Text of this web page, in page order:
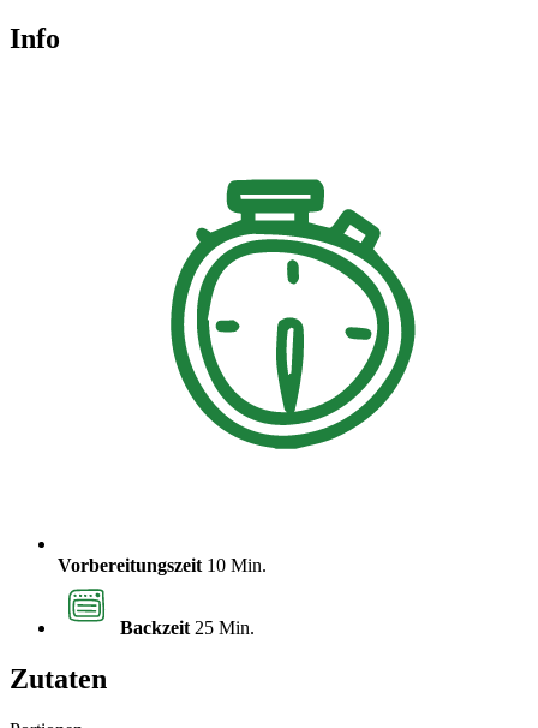
Info
Vorbereitungszeit 10 Min.
Backzeit 25 Min.
Zutaten